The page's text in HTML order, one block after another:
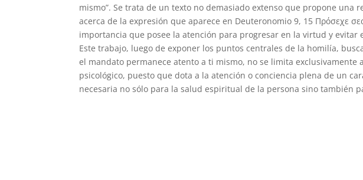
mismo”. Se trata de un texto no demasiado extenso que propone una
acerca de la expresión que aparece en Deuteronomio 9, 15 Πρόσεχε
importancia que posee la atención para progresar en la virtud y evitar
Este trabajo, luego de exponer los puntos centrales de la homilía,
el mandato permanece atento a ti mismo, no se limita
psicológico, puesto que dota a la atención o conciencia plena de un
necesaria no sólo para la salud espiritual de la persona sino también